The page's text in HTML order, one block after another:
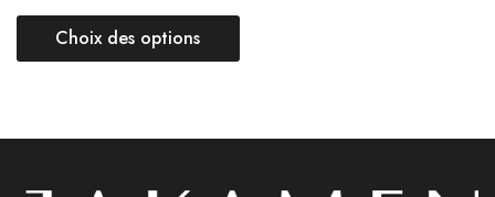
Choix des options